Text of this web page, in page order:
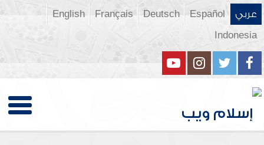
عربي Español
Deutsch
Français
English
Indonesia